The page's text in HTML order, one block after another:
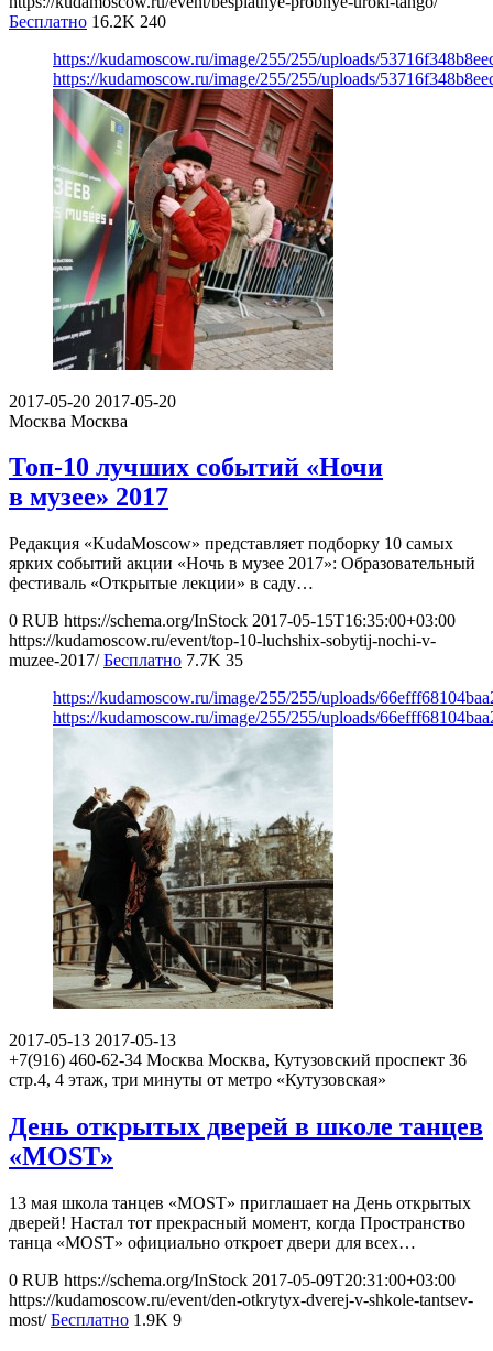
Бесплатно 16.2K 240
https://kudamoscow.ru/image/255/255/uploads/
https://kudamoscow.ru/image/255/255/uploads/
2017-05-20 2017-05-20
Москва Москва
Топ-10 лучших событий «Ночи
в музее» 2017
Редакция «KudaMoscow» представляет подборку 10 самых
ярких событий акции «Ночь в музее 2017»: Образовательный
фестиваль «Открытые лекции» в саду…
0 RUB https://schema.org/InStock 2017-05-15T16:35:00+03:00
https://kudamoscow.ru/event/top-10-luchshix-sobytij-nochi-v-
muzee-2017/ Бесплатно 7.7K 35
https://kudamoscow.ru/image/255/255/uploads/
https://kudamoscow.ru/image/255/255/uploads/
2017-05-13 2017-05-13
+7(916) 460-62-34 Москва Москва, Кутузовский проспект 36
стр.4, 4 этаж, три минуты от метро «Кутузовская»
День открытых дверей в школе танцев
«MOST»
13 мая школа танцев «MOST» приглашает на День открытых
дверей! Настал тот прекрасный момент, когда Пространство
танца «MOST» официально откроет двери для всех…
0 RUB https://schema.org/InStock 2017-05-09T20:31:00+03:00
https://kudamoscow.ru/event/den-otkrytyx-dverej-v-shkole-tantsev-
most/ Бесплатно 1.9K 9